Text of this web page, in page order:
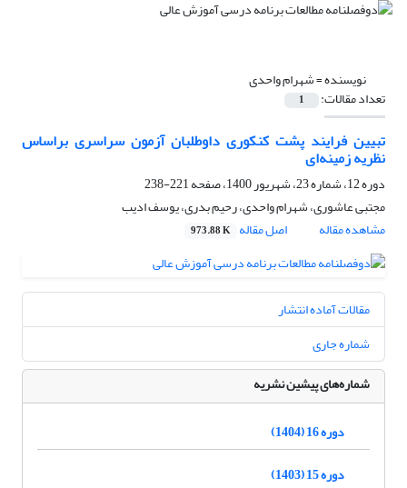
نویسنده =شهرام واحدی
تعداد مقالات: 1
تبیین فرایند پشت کنکوری داوطلبان آزمون سراسری براساس
نظریه زمینه‌ای
دوره 12، شماره 23، شهریور 1400، صفحه
221-238
مجتبی عاشوری، شهرام واحدی، رحیم بدری، یوسف ادیب
مشاهده مقاله
اصل مقاله 973.88 K
مقالات آماده انتشار
شماره جاری
شماره‌های پیشین نشریه
دوره 16 (1404)
دوره 15 (1403)